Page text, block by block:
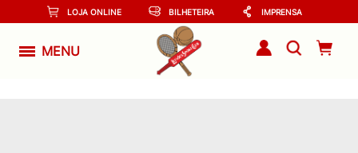
LOJA ONLINE BILHETEIRA IMPRENSA
MENU